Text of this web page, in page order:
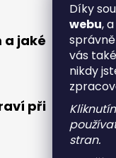
Díky
webu,
vás také
nikdy
stran.
a jaké
při